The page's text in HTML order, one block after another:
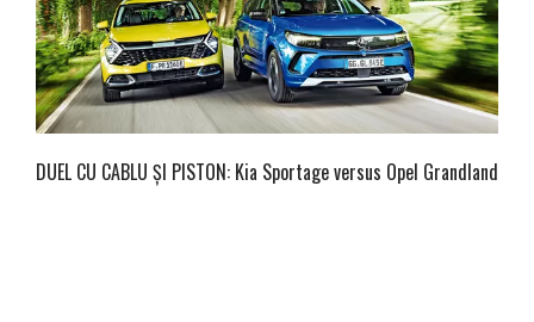
DUEL CU CABLU ȘI PISTON: Kia Sportage versus Opel Grandland